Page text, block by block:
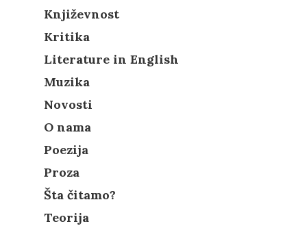
Književnost
Kritika
Literature in English
Muzika
Novosti
O nama
Poezija
Proza
Šta čitamo?
Teorija